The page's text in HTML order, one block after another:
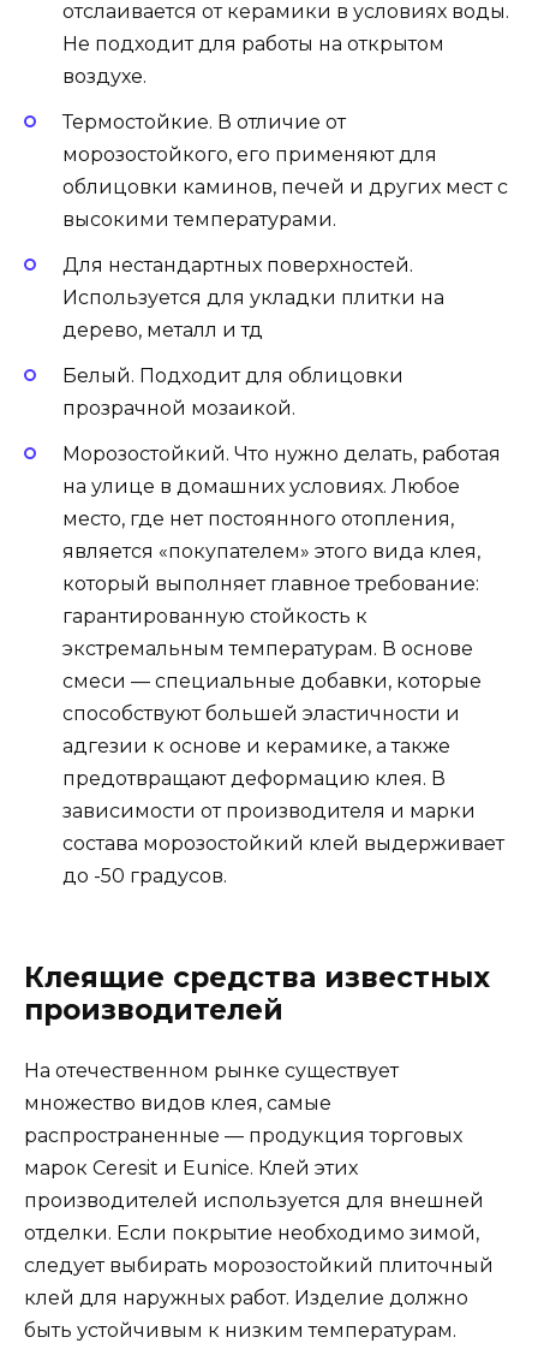
отслаивается от керамики в условиях воды.
Не подходит для работы на открытом
воздухе.
Термостойкие. В отличие от
морозостойкого, его применяют для
облицовки каминов, печей и других мест с
высокими температурами.
Для нестандартных поверхностей.
Используется для укладки плитки на
дерево, металл и тд
Белый. Подходит для облицовки
прозрачной мозаикой.
Морозостойкий. Что нужно делать, работая
на улице в домашних условиях. Любое
место, где нет постоянного отопления,
является «покупателем» этого вида клея,
который выполняет главное требование:
гарантированную стойкость к
экстремальным температурам. В основе
смеси — специальные добавки, которые
способствуют большей эластичности и
адгезии к основе и керамике, а также
предотвращают деформацию клея. В
зависимости от производителя и марки
состава морозостойкий клей выдерживает
до -50 градусов.
Клеящие средства известных
производителей
На отечественном рынке существует
множество видов клея, самые
распространенные — продукция торговых
марок Ceresit и Eunice. Клей этих
производителей используется для внешней
отделки. Если покрытие необходимо зимой,
следует выбирать морозостойкий плиточный
клей для наружных работ. Изделие должно
быть устойчивым к низким температурам.